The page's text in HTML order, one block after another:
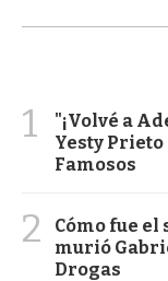
1
"¡Volvé a
Yesty
Famosos
2
Cómo fue
murió
Drogas